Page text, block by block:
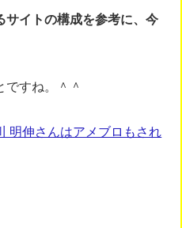
サイトの構成を参考に、今
すね。＾＾
明伸さんはアメブロもされ